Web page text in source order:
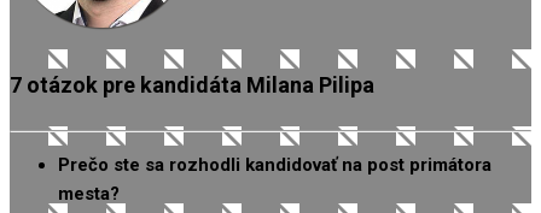
7 otázok pre kandidáta Milana Pilipa
Prečo ste sa rozhodli kandidovať na post primátora
mesta?